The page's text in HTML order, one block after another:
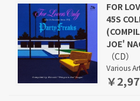
FOR
45S
JOE'
（CD）
Various
￥